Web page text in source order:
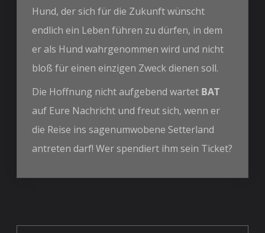
Hund, der sich für die Zukunft wünscht
endlich ein Leben führen zu dürfen, in dem
er als Hund wahrgenommen wird und nicht
bloß für einen einzigen Zweck dienen soll.
Die Hoffnung nicht aufgebend wartet BAT
auf Eure Nachricht und freut sich, wenn er
die Reise ins sagenumwobene Setterland
antreten darf! Wer spendiert ihm sein Ticket?